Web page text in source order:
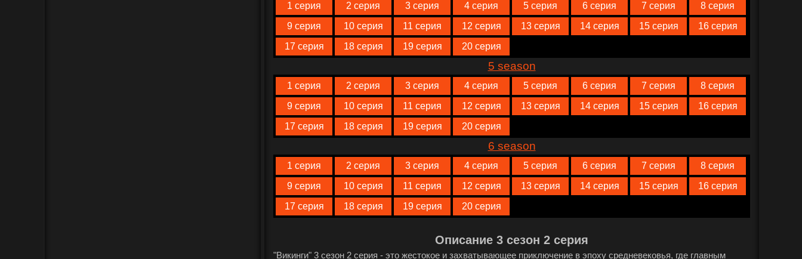
1 серия 2 серия 3 серия 4 серия 5 серия 6 серия 7 серия
8 серия
9 серия
10 серия 11 серия 12 серия 13 серия 14 серия 15 серия
16 серия
17 серия
18 серия 19 серия 20 серия
5 season
1 серия 2 серия 3 серия 4 серия 5 серия 6 серия 7 серия
8 серия
9 серия
10 серия 11 серия 12 серия 13 серия 14 серия 15 серия
16 серия
17 серия
18 серия 19 серия 20 серия
6 season
1 серия 2 серия 3 серия 4 серия 5 серия 6 серия 7 серия
8 серия
9 серия
10 серия 11 серия 12 серия 13 серия 14 серия 15 серия
16 серия
17 серия
18 серия 19 серия 20 серия
Описание 3 сезон 2 серия
"Викинги" 3 сезон 2 серия - это жестокое и захватывающее приключение в эпоху средневековья, где главным